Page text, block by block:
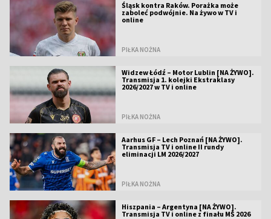
Śląsk kontra Raków. Porażka może
zaboleć podwójnie. Na żywo w TV i
online
PIŁKA NOŻNA
Widzew Łódź – Motor Lublin [NA ŻYWO].
Transmisja 1. kolejki Ekstraklasy
2026/2027 w TV i online
PIŁKA NOŻNA
Aarhus GF – Lech Poznań [NA ŻYWO].
Transmisja TV i online II rundy
eliminacji LM 2026/2027
PIŁKA NOŻNA
Hiszpania – Argentyna [NA ŻYWO].
Transmisja TV i online z finału MŚ 2026